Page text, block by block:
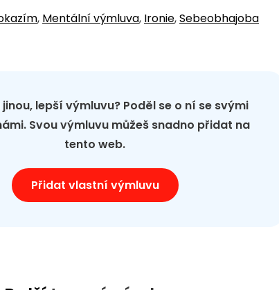
, Mentální výmluva, Ironie,Sebeobhajoba
jinou, lepší výmluvu? Poděl se o ní se svými
Svou výmluvu můžeš snadno přidat na
tento web.
Přidat vlastní výmluvu